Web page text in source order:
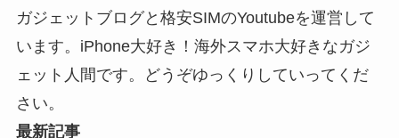
ガジェットブログと格安SIMのYoutubeを運営して
います。iPhone大好き！海外スマホ大好きなガジ
ェット人間です。どうぞゆっくりしていってくだ
さい。
最新記事